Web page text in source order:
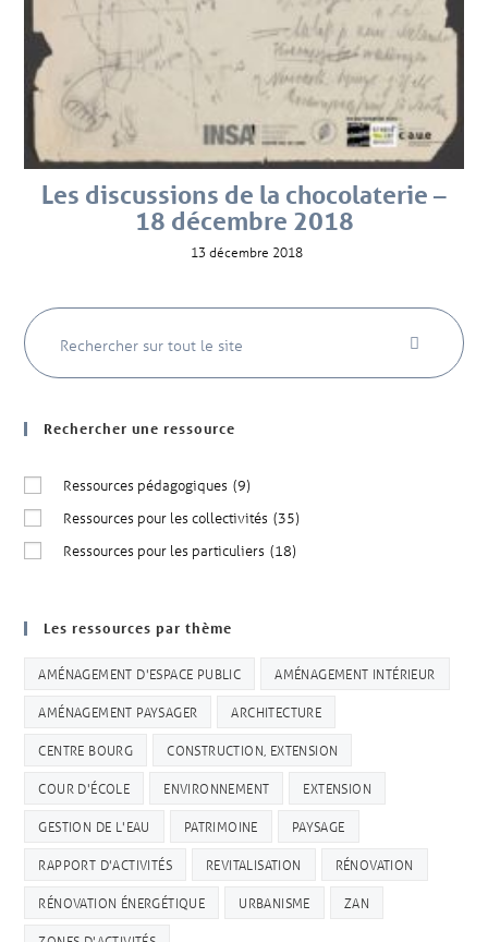
Les discussions de la chocolaterie –
18 décembre 2018
13 décembre 2018
Rechercher une ressource
Ressources pédagogiques (9)
Ressources pour les collectivités (35)
Ressources pour les particuliers (18)
Les ressources par thème
AMÉNAGEMENT D'ESPACE PUBLIC AMÉNAGEMENT INTÉRIEUR
AMÉNAGEMENT PAYSAGER ARCHITECTURE
CENTRE BOURG CONSTRUCTION, EXTENSION
COUR D'ÉCOLE ENVIRONNEMENT EXTENSION
GESTION DE L'EAU PATRIMOINE PAYSAGE
RAPPORT D'ACTIVITÉS REVITALISATION RÉNOVATION
RÉNOVATION ÉNERGÉTIQUE URBANISME ZAN